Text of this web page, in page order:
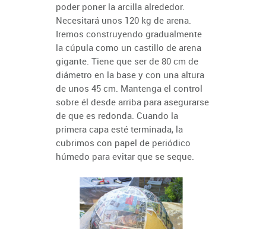
poder poner la arcilla alrededor.
Necesitará unos 120 kg de arena.
Iremos construyendo gradualmente
la cúpula como un castillo de arena
gigante. Tiene que ser de 80 cm de
diámetro en la base y con una altura
de unos 45 cm. Mantenga el control
sobre él desde arriba para asegurarse
de que es redonda. Cuando la
primera capa esté terminada, la
cubrimos con papel de periódico
húmedo para evitar que se seque.